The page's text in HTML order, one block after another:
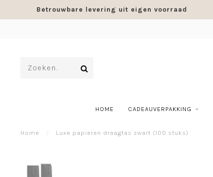
Betrouwbare levering uit eigen voorraad
HOME CADEAUVERPAKKING
Home / Luxe papieren draagtas zwart (100 stuks)